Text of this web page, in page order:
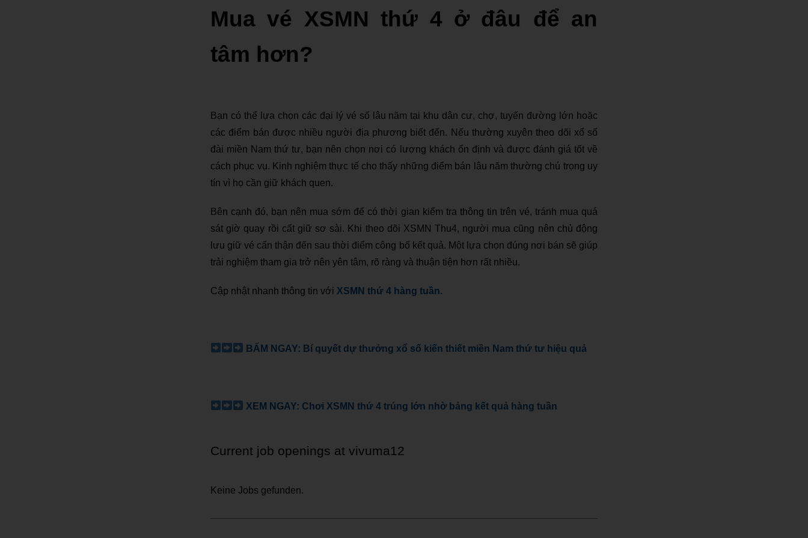
Mua vé XSMN thứ 4 ở đâu để an
tâm hơn?
Bạn có thể lựa chọn các đại lý vé số lâu năm tại khu dân cư, chợ, tuyến đường lớn hoặc
các điểm bán được nhiều người địa phương biết đến. Nếu thường xuyên theo dõi xổ số
đài miền Nam thứ tư, bạn nên chọn nơi có lượng khách ổn định và được đánh giá tốt về
cách phục vụ. Kinh nghiệm thực tế cho thấy những điểm bán lâu năm thường chú trọng uy
tín vì họ cần giữ khách quen.
Bên cạnh đó, bạn nên mua sớm để có thời gian kiểm tra thông tin trên vé, tránh mua quá
sát giờ quay rồi cất giữ sơ sài. Khi theo dõi XSMN Thu4, người mua cũng nên chủ động
lưu giữ vé cẩn thận đến sau thời điểm công bố kết quả. Một lựa chọn đúng nơi bán sẽ giúp
trải nghiệm tham gia trở nên yên tâm, rõ ràng và thuận tiện hơn rất nhiều.
Cập nhật nhanh thông tin với XSMN thứ 4 hàng tuần
BẤM NGAY: Bí quyết dự thưởng xổ số kiến thiết miền Nam thứ tư hiệu quả
XEM NGAY: Chơi XSMN thứ 4 trúng lớn nhờ bảng kết quả hàng tuần
Current job openings at vivuma12
Keine Jobs gefunden.